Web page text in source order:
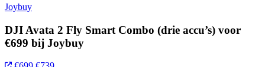
Joybuy
DJI Avata 2 Fly Smart Combo (drie accu’s) voor
€699 bij Joybuy